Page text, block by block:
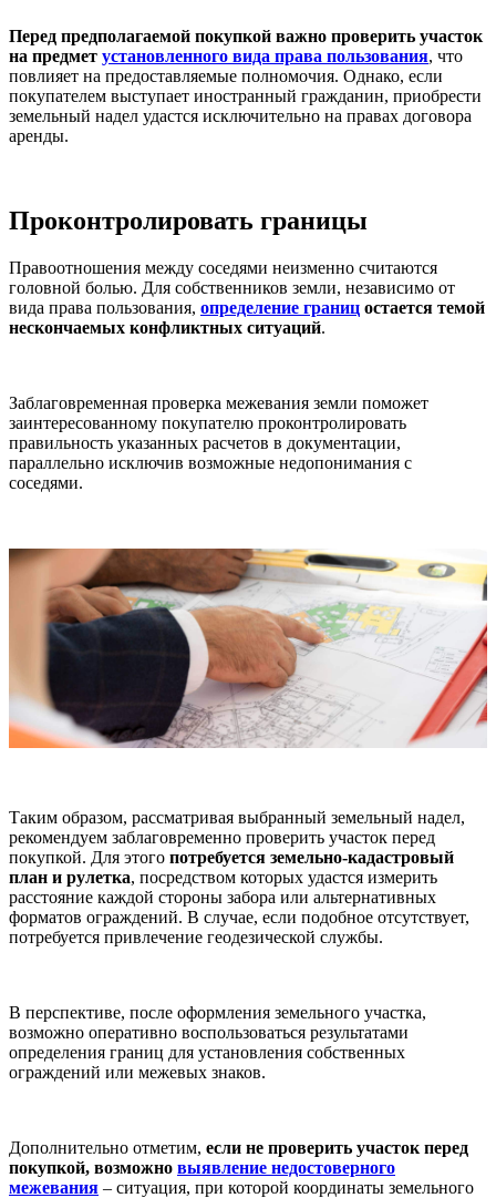
Перед предполагаемой покупкой важно проверить участок
на предмет установленного вида права пользования, что
повлияет на предоставляемые полномочия. Однако, если
покупателем выступает иностранный гражданин, приобрести
земельный надел удастся исключительно на правах договора
аренды.
Проконтролировать границы
Правоотношения между соседями неизменно считаются
головной болью. Для собственников земли, независимо от
вида права пользования, определение границ остается темой
нескончаемых конфликтных ситуаций.
Заблаговременная проверка межевания земли поможет
заинтересованному покупателю проконтролировать
правильность указанных расчетов в документации,
параллельно исключив возможные недопонимания с
соседями.
Таким образом, рассматривая выбранный земельный надел,
рекомендуем заблаговременно проверить участок перед
покупкой. Для этого потребуется земельно-кадастровый
план и рулетка, посредством которых удастся измерить
расстояние каждой стороны забора или альтернативных
форматов ограждений. В случае, если подобное отсутствует,
потребуется привлечение геодезической службы.
В перспективе, после оформления земельного участка,
возможно оперативно воспользоваться результатами
определения границ для установления собственных
ограждений или межевых знаков.
Дополнительно отметим, если не проверить участок перед
покупкой, возможно выявление недостоверного
межевания – ситуация, при которой координаты земельного